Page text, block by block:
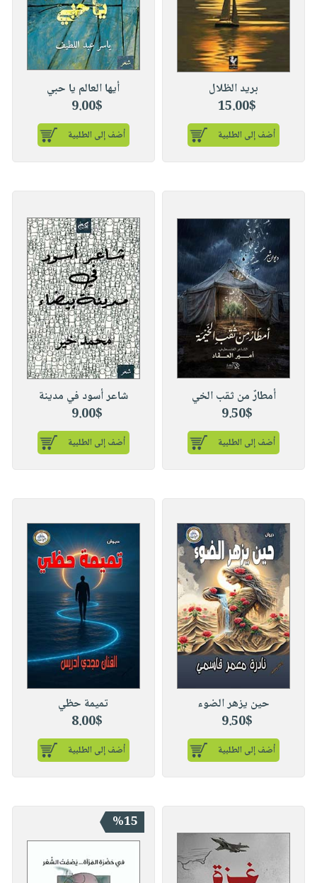
Selfcare
Soap
Kids
Occasions
Videos
Q
A
Facilities
Publish
Your
Us
Shopping
Newsletters
بريد الظلال
15.00$
أضف إلى الطلبية
أيها العالم يا حبي
9.00$
أضف إلى الطلبية
أمطارٌ من ثقب الخي
9.50$
أضف إلى الطلبية
شاعر أسود في مدينة
9.00$
أضف إلى الطلبية
حين يزهر الضوء
9.50$
أضف إلى الطلبية
تميمة حظي
8.00$
أضف إلى الطلبية
%15